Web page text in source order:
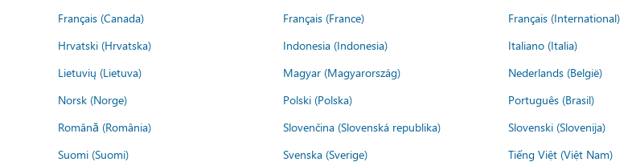
Français (Canada)
Français (France) Français (International)
Hrvatski (Hrvatska)
Indonesia (Indonesia) Italiano (Italia)
Lietuvių (Lietuva)
Magyar (Magyarország) Nederlands (België)
Norsk (Norge)
Polski (Polska) Português (Brasil)
Română (România)
Slovenčina (Slovenská republika) Slovenski (Slovenija)
Suomi (Suomi)
Svenska (Sverige) Tiếng Việt (Việt Nam)